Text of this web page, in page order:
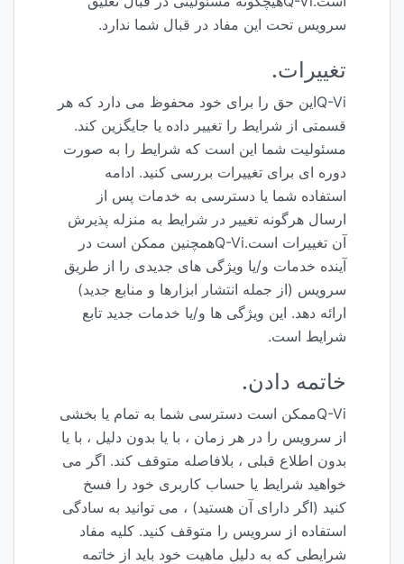
سرویس تحت این مفاد در قبال شما ندارد.
تغییرات.
Q-Viاین حق را برای خود محفوظ می دارد که هر
قسمتی از شرایط را تغییر داده یا جایگزین کند.
مسئولیت شما این است که شرایط را به صورت
دوره ای برای تغییرات بررسی کنید. ادامه
استفاده شما یا دسترسی به خدمات پس از
ارسال هرگونه تغییر در شرایط به منزله پذیرش
آن تغییرات است.Q-Viهمچنین ممکن است در
آینده خدمات و/یا ویژگی های جدیدی را از طریق
سرویس (از جمله انتشار ابزارها و منابع جدید)
ارائه دهد. این ویژگی ها و/یا خدمات جدید تابع
شرایط است.
خاتمه دادن.
Q-Viممکن است دسترسی شما به تمام یا بخشی
از سرویس را در هر زمان ، با یا بدون دلیل ، با یا
بدون اطلاع قبلی ، بلافاصله متوقف کند. اگر می
خواهید شرایط یا حساب کاربری خود را فسخ
کنید (اگر دارای آن هستید) ، می توانید به سادگی
استفاده از سرویس را متوقف کنید. کلیه مفاد
شرایطی که به دلیل ماهیت خود باید از خاتمه